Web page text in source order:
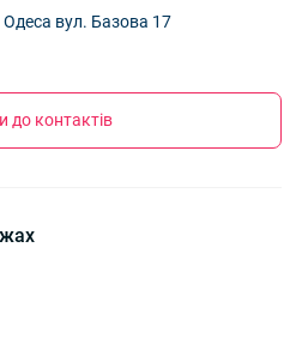
вул. Базова 17
до контактів